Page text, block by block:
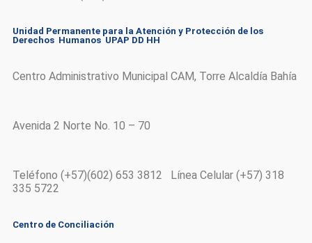
Unidad Permanente para la Atención y Protección de los
Derechos Humanos UPAP DD HH
Centro Administrativo Municipal CAM, Torre Alcaldía Bahía
Avenida 2 Norte No. 10 – 70
Teléfono (+57)(602) 653 3812 Línea Celular (+57) 318
335 5722
Centro de Conciliación